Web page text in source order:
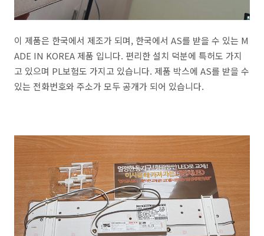
이 제품은 한국에서 제조가 되며, 한국에서 AS를 받을 수 있는 M
ADE IN KOREA 제품 입니다. 편리한 설치 덕분에 특허도 가지
고 있으며 PL보험도 가지고 있습니다. 제품 박스에 AS를 받을 수
있는 전화번호와 주소가 모두 공개가 되어 있습니다.